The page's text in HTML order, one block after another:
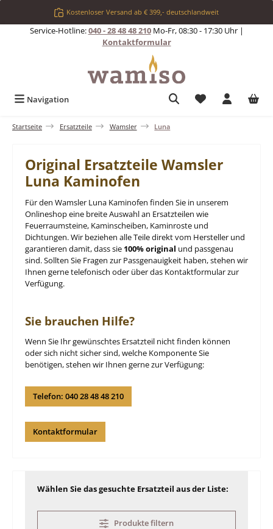
Zum Hauptinhalt springenKostenloser Versand ab € 399,- deutschlandweit
Service-Hotline:040 - 28 48 48 210Mo-Fr, 08:30 - 17:30 Uhr |
Kontaktformular
Navigation Du hast 0
Startseite Ersatzteile Wamsler Luna
Original Ersatzteile Wamsler
Luna Kaminofen
Für den Wamsler Luna Kaminofen finden Sie in unserem
Onlineshop eine breite Auswahl an Ersatzteilen wie
Feuerraumsteine, Kaminscheiben, Kaminroste und
Dichtungen. Wir beziehen alle Teile direkt vom Hersteller und
garantieren damit, dass sie 100% original und passgenau
sind. Sollten Sie Fragen zur Passgenauigkeit haben, stehen wir
Ihnen gerne telefonisch oder über das Kontaktformular zur
Verfügung.
Sie brauchen Hilfe?
Wenn Sie Ihr gewünschtes Ersatzteil nicht finden können
oder sich nicht sicher sind, welche Komponente Sie
benötigen, stehen wir Ihnen gerne zur Verfügung:
Telefon: 040 28 48 48 210
Kontaktformular
Wählen Sie das gesuchte Ersatzteil aus der Liste:
Produkte filtern